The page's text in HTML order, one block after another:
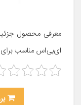
ای‌بی‌اس مناسب برای